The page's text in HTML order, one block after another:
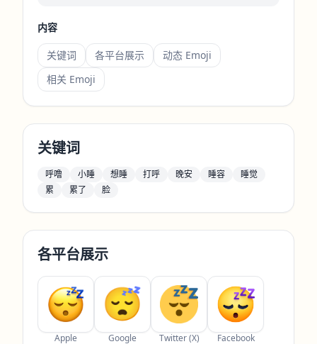
内容
关键词 各平台展示
动态 Emoji
相关 Emoji
关键词
呼噜 小睡 想睡 打呼 晚安 睡容
睡觉
累
累了 脸
各平台展示
Apple Google Twitter (X) Facebook